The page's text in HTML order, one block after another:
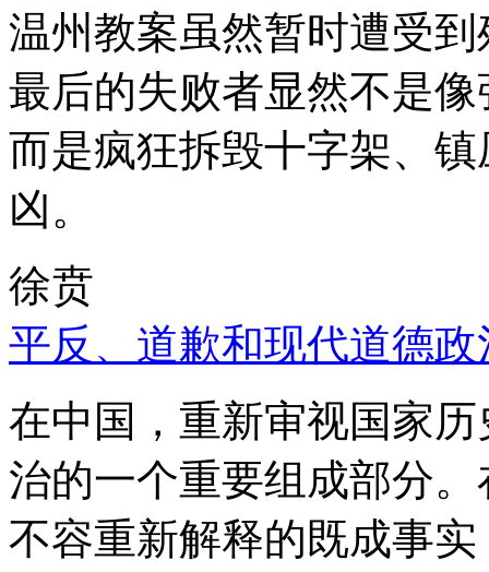
温州教案虽然暂时遭受
最后的失败者显然不是
而是疯狂拆毁十字架、
凶。
徐贲
平反、道歉和现代道德政
在中国，重新审视国家
治的一个重要组成部分
不容重新解释的既成事